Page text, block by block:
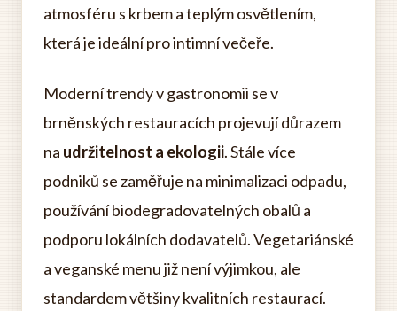
atmosféru s krbem a teplým osvětlením,
která je ideální pro intimní večeře.
Moderní trendy v gastronomii se v
brněnských restauracích projevují důrazem
na udržitelnost a ekologii. Stále více
podniků se zaměřuje na minimalizaci odpadu,
používání biodegradovatelných obalů a
podporu lokálních dodavatelů. Vegetariánské
a veganské menu již není výjimkou, ale
standardem většiny kvalitních restaurací.